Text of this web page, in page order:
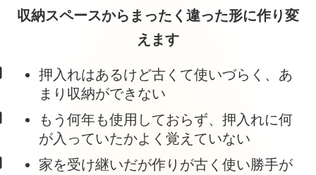
収納スペースからまったく​違った形に作り変
えます
押入れはあるけど古くて使いづらく、あ
まり収納ができない
もう何年も使用しておらず、押入れに何
が入っていたかよく覚えていない
家を受け継いだが作りが古く使い勝手が